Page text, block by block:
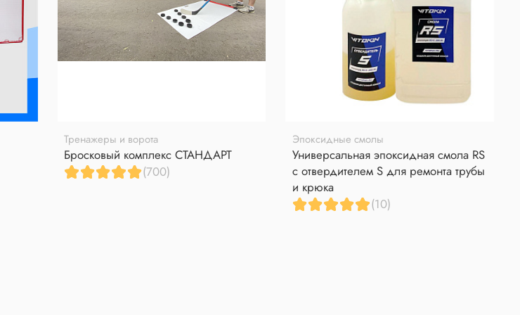
Тренажеры и ворота
Бросковый комплекс СТАНДАРТ
(700)
Эпоксидные смолы
Универсальная эпоксидная смола RS
с отвердителем S для ремонта трубы
и крюка
(10)